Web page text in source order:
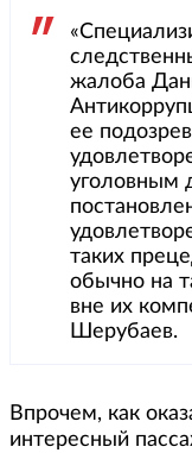
жалоба
ее
уголовным
таких
обычно на
вне их
Шерубаев.
Впрочем, как
интересный